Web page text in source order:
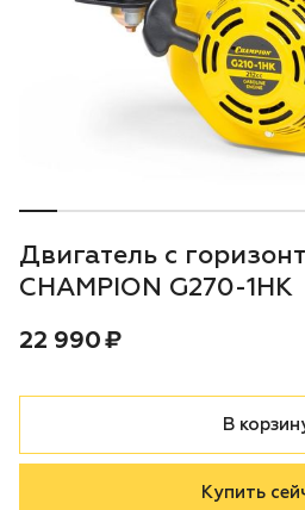
Воздуходувки
Аккумуляторная техника iPrix
Генераторы
Скарификаторы
Мотопомпы
Подметальные машины
Строительная техника
Двигатель с
CHAMPION G270-1HK
В
Купить
Цена:
22 990 ₽рублей